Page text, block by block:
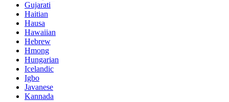
Gujarati
Haitian
Hausa
Hawaiian
Hebrew
Hmong
Hungarian
Icelandic
Igbo
Javanese
Kannada